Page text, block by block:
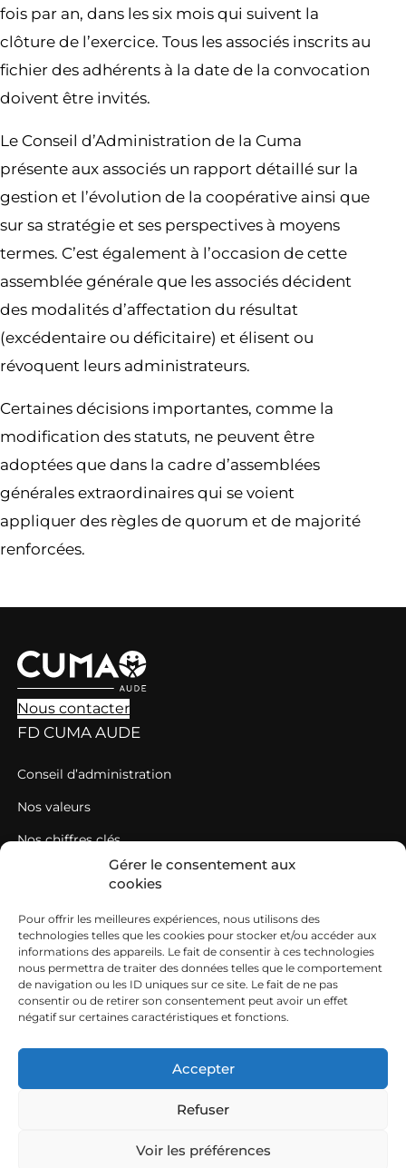
Gérer le consentement aux
cookies
Pour offrir les meilleures expériences, nous utilisons des
technologies telles que les cookies pour stocker et/ou accéder aux
informations des appareils. Le fait de consentir à ces technologies
nous permettra de traiter des données telles que le comportement
de navigation ou les ID uniques sur ce site. Le fait de ne pas
consentir ou de retirer son consentement peut avoir un effet
négatif sur certaines caractéristiques et fonctions.
Accepter
Refuser
Voir les préférences
fois par an, dans les six mois qui suivent la
clôture de l’exercice. Tous les associés inscrits au
fichier des adhérents à la date de la convocation
doivent être invités.
Le Conseil d’Administration de la Cuma
présente aux associés un rapport détaillé sur la
gestion et l’évolution de la coopérative ainsi que
sur sa stratégie et ses perspectives à moyens
termes. C’est également à l’occasion de cette
assemblée générale que les associés décident
des modalités d’affectation du résultat
(excédentaire ou déficitaire) et élisent ou
révoquent leurs administrateurs.
Certaines décisions importantes, comme la
modification des statuts, ne peuvent être
adoptées que dans la cadre d’assemblées
générales extraordinaires qui se voient
appliquer des règles de quorum et de majorité
renforcées.
Nous contacter
FD CUMA AUDE
Conseil d’administration
Nos valeurs
Nos chiffres clés
DÉCOUVRIR LES CUMA
Qu’est-ce qu’une Cuma ?
Comment adhérer à une Cuma ?
NOS EXPERTISES
DiNA Cuma ou comment conseiller les Cuma
Déclaration de confidentialité
FCuma Aude © 2026